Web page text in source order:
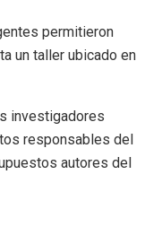
permitieron
un taller ubicado en
investigadores
responsables del
autores del